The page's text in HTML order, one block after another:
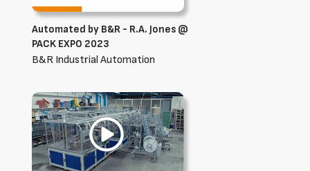
Automated by B&R - R.A. Jones @
PACK EXPO 2023
B&R Industrial Automation